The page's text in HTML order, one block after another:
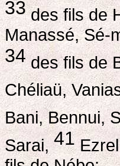
33des fils de
Manassé, Sé-
34des fils de
Chéliaü,
Bani, Bennui,
Sarai,41